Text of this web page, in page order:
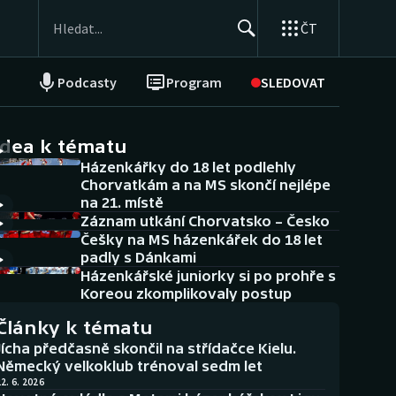
ČT
Podcasty Program SLEDOVAT
NEPŘEHLÉDNĚTE
Historické návraty
Aplikace ČT sport
AZ kvíz
k tématu
Házenkářky do 18 let podlehly
Chorvatkám a na MS skončí nejlépe
na 21. místě
Záznam utkání Chorvatsko – Česko
Češky na MS házenkářek do 18 let
padly s Dánkami
Házenkářské juniorky si po prohře s
Koreou zkomplikovaly postup
k tématu
předčasně skončil na střídačce Kielu.
velkoklub trénoval sedm let
6. 2026